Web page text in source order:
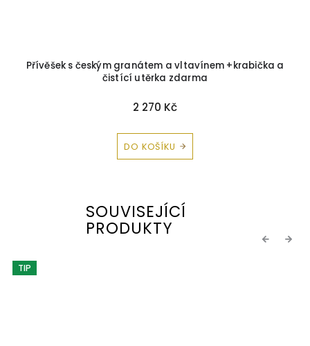
Přívěšek s českým granátem a vltavínem +krabička a
čistící utěrka zdarma
2 270 Kč
DO KOŠÍKU
SOUVISEJÍCÍ
PRODUKTY Previous
TIP
Next